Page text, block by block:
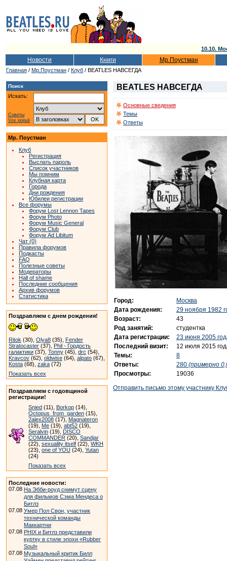
10.10.
Новости Книги Мр.Поустман
Главная / Мр.Поустман / Клуб / BEATLES НАВСЕГДА
Поиск
Искать:
Советы
Vox populi
Мр. Поустман
Клуб
Регистрация
Выслать пароль
Список участников
Мы помним
Клубная карта
Города
Дни рождения
Юбилеи регистрации
Все форумы
Форум Lost Lennon Tapes
Форум Photo
Форум Music General
Форум Club
Форум Ad Libitum
Чат (0)
Правила форумов
Подкасты
FAQ
Полезные советы
Модераторы
Hall of shame
Последние сообщения
Архив форумов
Статистика
Поздравляем с днем рождения!
Ritok (30), Olya8 (35), Fender
Stratocaster (37), Phil - Гордость
галактики (37), Tonny (45), drc (54),
Kravcov (62), oldwise (64), alpato (67),
Kosta (68), zaka (72)
Показать всех
Поздравляем с годовщиной
регистрации!
Snied (11), Borkop (14),
Octopus_from_garden (15),
2alex2008 (17), Magnateron
(19), Me (19), abt52 (19),
Seralvin (19), DISCO
COMMANDER (20), Sandjar
(22), sexuality itself (22), WKH
(23), one of YOU (24), Yutan
(24)
Показать всех
Последние новости:
07.08 На Эбби-роуд снимут сцену
для фильмов Сэма Мендеса о
Битлз
07.08 Умер Пол Свон, участник
технической команды
Маккартни
07.08 PHIX и Битлз представили
куртку в стиле эпохи «Rubber
Soul»
07.08 Музыкальный критик Билл
BEATLES НАВСЕГДА
Основные сведения
Темы
Ответы
Город:
Москва
Дата рождения:
29 ноября 1982
Возраст:
43
Род занятий:
студентка
Дата регистрации:
23 июня 2005
Последний визит:
12 июля 2015
Темы:
8
Ответы:
280 (примерно
Просмотры:
19036
Отправить письмо этому участнику